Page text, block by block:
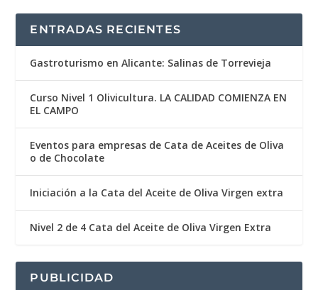
ENTRADAS RECIENTES
Gastroturismo en Alicante: Salinas de Torrevieja
Curso Nivel 1 Olivicultura. LA CALIDAD COMIENZA EN
EL CAMPO
Eventos para empresas de Cata de Aceites de Oliva
o de Chocolate
Iniciación a la Cata del Aceite de Oliva Virgen extra
Nivel 2 de 4 Cata del Aceite de Oliva Virgen Extra
PUBLICIDAD